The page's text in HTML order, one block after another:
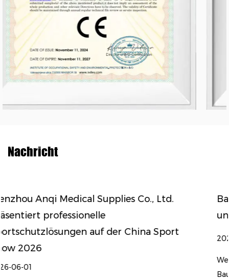
Nachricht
Baumwoll-Sportband –
und Benutzerüberlegungen
2026-04-17
Welche Material- und Struktureigenschaften
Baumwoll-Sporttape aus? Sportband aus Baumwolle